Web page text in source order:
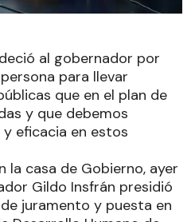
al gobernador por
para llevar
que en el plan de
y que debemos
eficacia en estos
la casa de Gobierno, ayer
Gildo Insfrán presidió
juramento y puesta en